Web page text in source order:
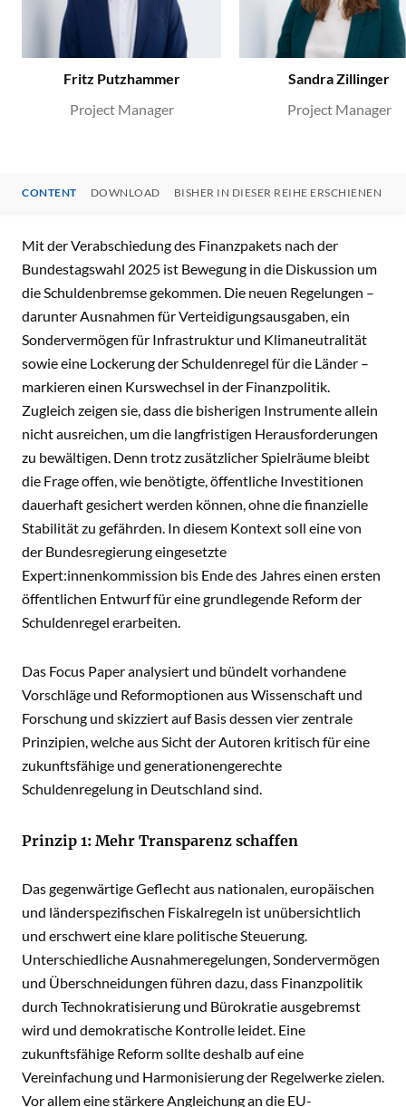
Fritz Putzhammer
Project Manager
Sandra Zillinger
Project Manager
CONTENT DOWNLOAD BISHER IN DIESER REIHE ERSCHIENEN
CONTENT
Mit der Verabschiedung des Finanzpakets nach der
Bundestagswahl 2025 ist Bewegung in die Diskussion um
die Schuldenbremse gekommen. Die neuen Regelungen –
darunter Ausnahmen für Verteidigungsausgaben, ein
Sondervermögen für Infrastruktur und Klimaneutralität
sowie eine Lockerung der Schuldenregel für die Länder –
markieren einen Kurswechsel in der Finanzpolitik.
Zugleich zeigen sie, dass die bisherigen Instrumente allein
nicht ausreichen, um die langfristigen Herausforderungen
zu bewältigen. Denn trotz zusätzlicher Spielräume bleibt
die Frage offen, wie benötigte, öffentliche Investitionen
dauerhaft gesichert werden können, ohne die finanzielle
Stabilität zu gefährden. In diesem Kontext soll eine von
der Bundesregierung eingesetzte
Expert:innenkommission bis Ende des Jahres einen ersten
öffentlichen Entwurf für eine grundlegende Reform der
Schuldenregel erarbeiten.
Das Focus Paper analysiert und bündelt vorhandene
Vorschläge und Reformoptionen aus Wissenschaft und
Forschung und skizziert auf Basis dessen vier zentrale
Prinzipien, welche aus Sicht der Autoren kritisch für eine
zukunftsfähige und generationengerechte
Schuldenregelung in Deutschland sind.
Prinzip 1: Mehr Transparenz schaffen
Das gegenwärtige Geflecht aus nationalen, europäischen
und länderspezifischen Fiskalregeln ist unübersichtlich
und erschwert eine klare politische Steuerung.
Unterschiedliche Ausnahmeregelungen, Sondervermögen
und Überschneidungen führen dazu, dass Finanzpolitik
durch Technokratisierung und Bürokratie ausgebremst
wird und demokratische Kontrolle leidet. Eine
zukunftsfähige Reform sollte deshalb auf eine
Vereinfachung und Harmonisierung der Regelwerke zielen.
Vor allem eine stärkere Angleichung an die EU-